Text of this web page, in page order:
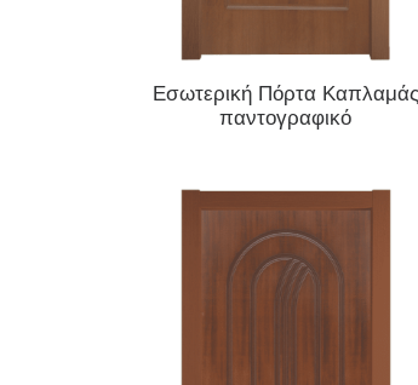
ΔΙΑΒΆΣΤΕ ΠΕΡΙΣΣΌΤΕΡΑ
Εσωτερική Πόρτα Καπλαμάς
παντογραφικό